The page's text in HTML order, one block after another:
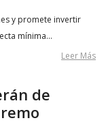
y promete invertir
mínima…
Leer Más
de